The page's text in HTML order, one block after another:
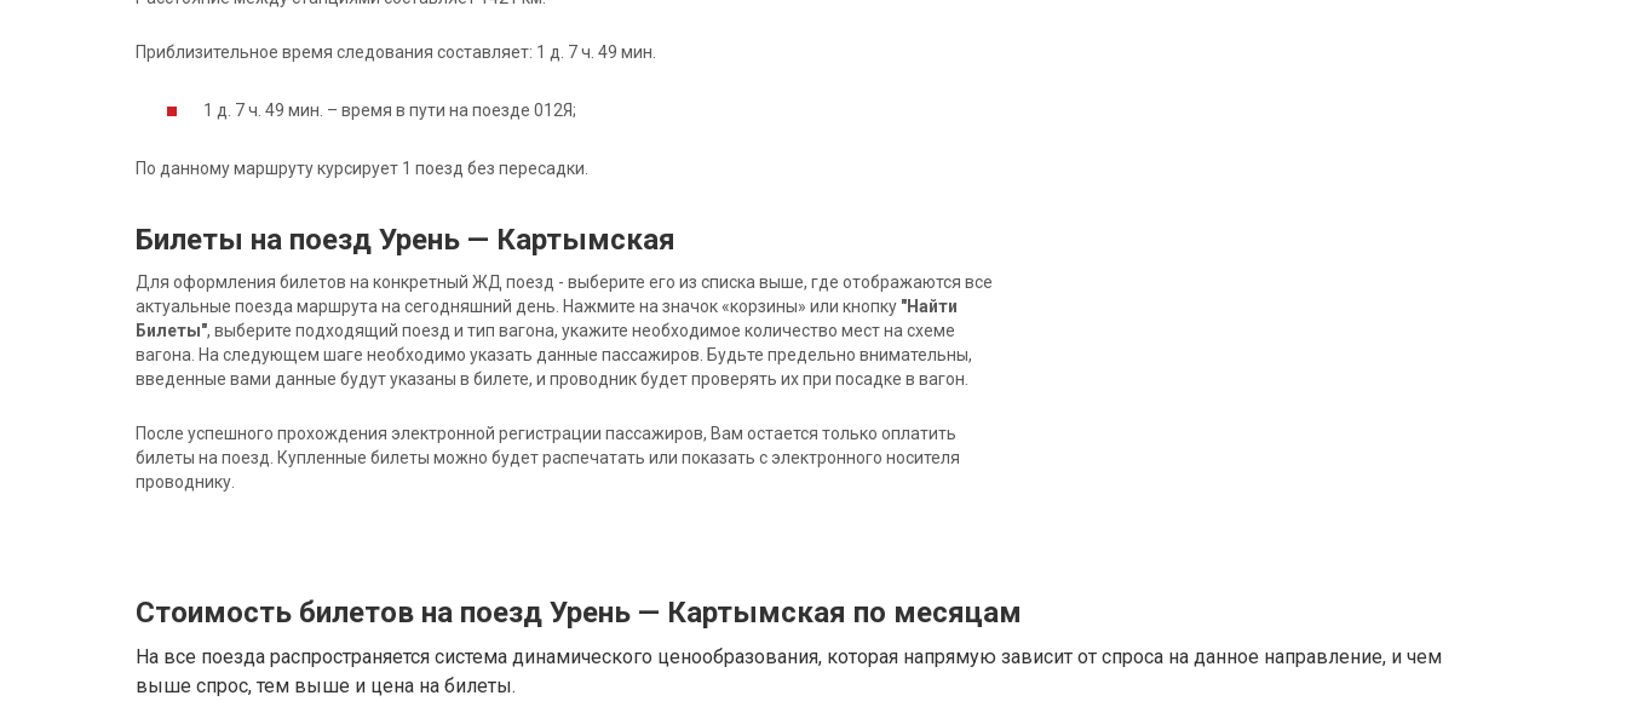
Приблизительное время следования составляет: 1 д. 7 ч. 49 мин.
1 д. 7 ч. 49 мин. – время в пути на поезде 012Я;
По данному маршруту курсирует 1 поезд без пересадки.
Билеты на поезд Урень — Картымская
Для оформления билетов на конкретный ЖД поезд - выберите его из списка выше, где отображаются все
актуальные поезда маршрута на сегодняшний день. Нажмите на значок «корзины» или кнопку "Найти
Билеты", выберите подходящий поезд и тип вагона, укажите необходимое количество мест на схеме
вагона. На следующем шаге необходимо указать данные пассажиров. Будьте предельно внимательны,
введенные вами данные будут указаны в билете, и проводник будет проверять их при посадке в вагон.
После успешного прохождения электронной регистрации пассажиров, Вам остается только оплатить
билеты на поезд. Купленные билеты можно будет распечатать или показать с электронного носителя
проводнику.
Стоимость билетов на поезд Урень — Картымская по месяцам
На все поезда распространяется система динамического ценообразования, которая напрямую зависит от спроса на данное направление, и чем
выше спрос, тем выше и цена на билеты.